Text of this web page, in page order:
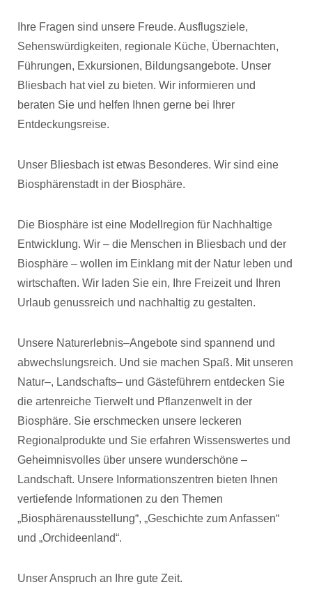
Ihre Fragen sind unsere Freude. Ausflugsziele,
Sehenswürdigkeiten, regionale Küche, Übernachten,
Führungen, Exkursionen, Bildungsangebote. Unser
Bliesbach hat viel zu bieten. Wir informieren und
beraten Sie und helfen Ihnen gerne bei Ihrer
Entdeckungsreise.
Unser Bliesbach ist etwas Besonderes. Wir sind eine
Biosphärenstadt in der Biosphäre.
Die Biosphäre ist eine Modellregion für Nachhaltige
Entwicklung. Wir – die Menschen in Bliesbach und der
Biosphäre – wollen im Einklang mit der Natur leben und
wirtschaften. Wir laden Sie ein, Ihre Freizeit und Ihren
Urlaub genussreich und nachhaltig zu gestalten.
Unsere Naturerlebnis–Angebote sind spannend und
abwechslungsreich. Und sie machen Spaß. Mit unseren
Natur–, Landschafts– und Gästeführern entdecken Sie
die artenreiche Tierwelt und Pflanzenwelt in der
Biosphäre. Sie erschmecken unsere leckeren
Regionalprodukte und Sie erfahren Wissenswertes und
Geheimnisvolles über unsere wunderschöne –
Landschaft. Unsere Informationszentren bieten Ihnen
vertiefende Informationen zu den Themen
„Biosphärenausstellung“, „Geschichte zum Anfassen“
und „Orchideenland“.
Unser Anspruch an Ihre gute Zeit.